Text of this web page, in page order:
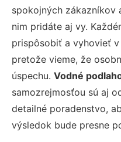
spokojných zákazníkov
nim pridáte aj vy.
prispôsobiť a vyhovieť
pretože vieme, že
úspechu. Vodné
samozrejmosťou sú aj
detailné poradenstvo,
výsledok bude presne